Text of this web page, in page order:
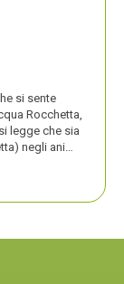
si sente
Rocchetta,
legge che sia
negli ani…